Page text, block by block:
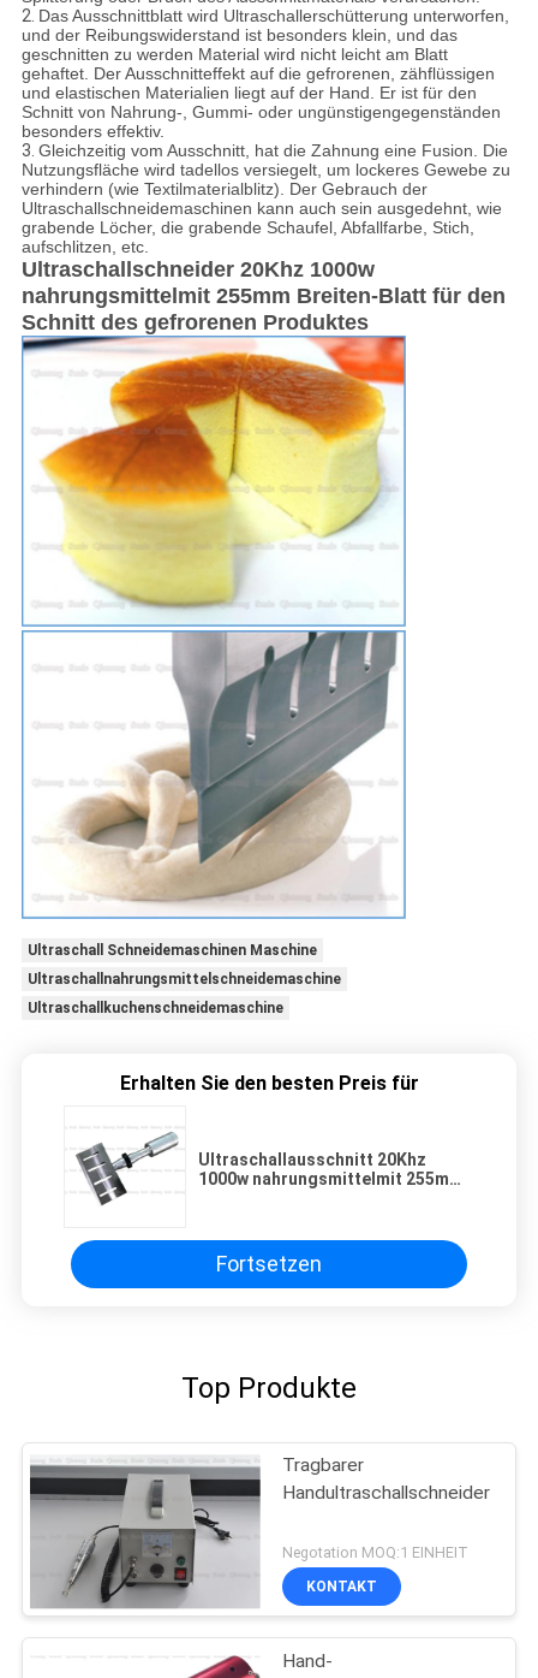
2. Das Ausschnittblatt wird Ultraschallerschütterung unterworfen,
und der Reibungswiderstand ist besonders klein, und das
geschnitten zu werden Material wird nicht leicht am Blatt
gehaftet. Der Ausschnitteffekt auf die gefrorenen, zähflüssigen
und elastischen Materialien liegt auf der Hand. Er ist für den
Schnitt von Nahrung-, Gummi- oder ungünstigengegenständen
besonders effektiv.
3. Gleichzeitig vom Ausschnitt, hat die Zahnung eine Fusion. Die
Nutzungsfläche wird tadellos versiegelt, um lockeres Gewebe zu
verhindern (wie Textilmaterialblitz). Der Gebrauch der
Ultraschallschneidemaschinen kann auch sein ausgedehnt, wie
grabende Löcher, die grabende Schaufel, Abfallfarbe, Stich,
aufschlitzen, etc.
Ultraschallschneider 20Khz 1000w
nahrungsmittelmit 255mm Breiten-Blatt für den
Schnitt des gefrorenen Produktes
Ultraschall Schneidemaschinen Maschine
Ultraschallnahrungsmittelschneidemaschine
Ultraschallkuchenschneidemaschine
Erhalten Sie den besten Preis für
Ultraschallausschnitt 20Khz
1000w nahrungsmittelmit 255mm
Fortsetzen
Top Produkte
Tragbarer
Handultraschallschneider
Negotation MOQ:1 EINHEIT
KONTAKT
Hand-